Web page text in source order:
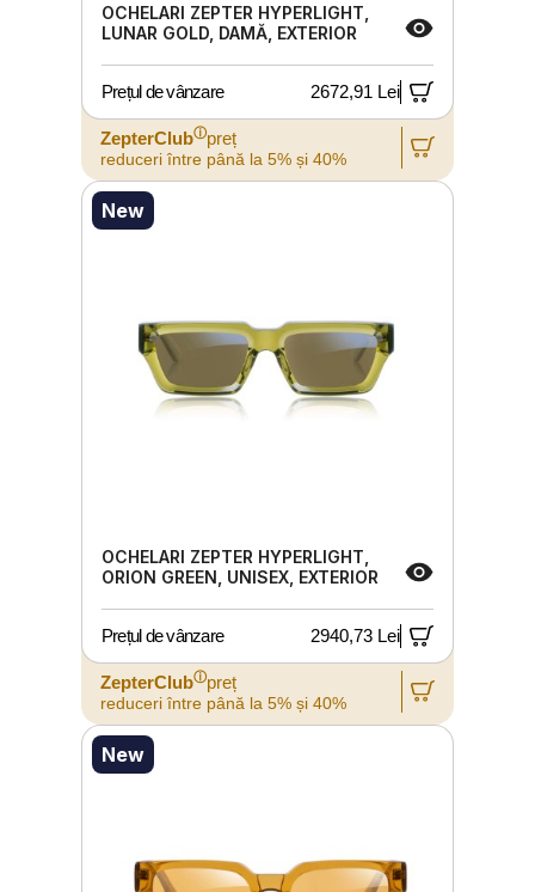
OCHELARI ZEPTER HYPERLIGHT,
LUNAR GOLD, DAMĂ, EXTERIOR
Prețul de vânzare 2672,91 Lei
ZepterClubⓘpreț
reduceri între până la 5% și 40%
New
OCHELARI ZEPTER HYPERLIGHT,
ORION GREEN, UNISEX, EXTERIOR
Prețul de vânzare 2940,73 Lei
ZepterClubⓘpreț
reduceri între până la 5% și 40%
New